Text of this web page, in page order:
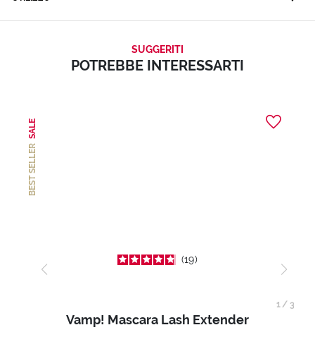
SUGGERITI
POTREBBE INTERESSARTI
BEST SELLER
SALE
19
Vamp! Mascara Lash Extender
1/ 3